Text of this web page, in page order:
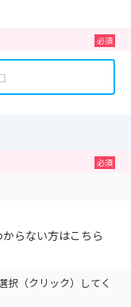
らない方はこちら
択（クリック）してく